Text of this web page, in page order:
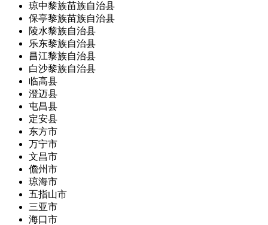
琼中黎族苗族自治县
保亭黎族苗族自治县
陵水黎族自治县
乐东黎族自治县
昌江黎族自治县
白沙黎族自治县
临高县
澄迈县
屯昌县
定安县
东方市
万宁市
文昌市
儋州市
琼海市
五指山市
三亚市
海口市